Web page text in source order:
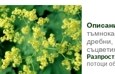
дребни,
потоци